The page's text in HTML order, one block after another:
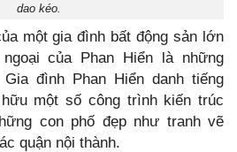
dao kéo.
một gia đình bất động sản lớn
của Phan Hiển là những
đình Phan Hiển danh tiếng
một số công trình kiến trúc
con phố đẹp như tranh vẽ
quận nội thành.